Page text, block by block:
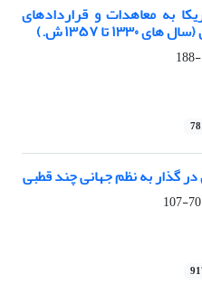
به معاهدات و قراردادهای
تا ۱۳۵۷ ش.)
گذار به نظم جهانی چند قطبی
70-107